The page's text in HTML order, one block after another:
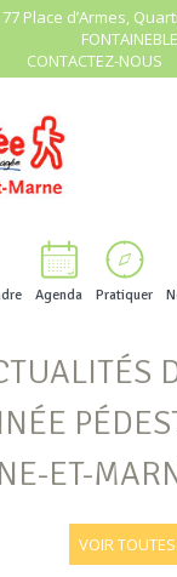
77 Place d’Armes,
CONTACTEZ-NOUS
Agenda Pratiquer
ET-
VOIR